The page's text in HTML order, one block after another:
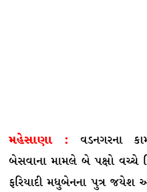
મહેસાણા :
વડનગરના
બેસવાના મામલે બે પક્ષો વચ્ચે
ફરિયાદી મધુબેનના પુત્ર જયેશ